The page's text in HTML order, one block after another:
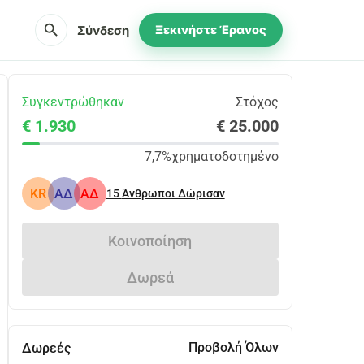
search Σύνδεση Ξεκινήστε Έρανος
Συγκεντρώθηκαν Στόχος
€ 1.930 € 25.000
7,7%χρηματοδοτημένο
KR ΑΔ ΑΔ 15Άνθρωποι Δώρισαν
Κοινοποίηση
Δωρεά
Δωρεές Προβολή Όλων